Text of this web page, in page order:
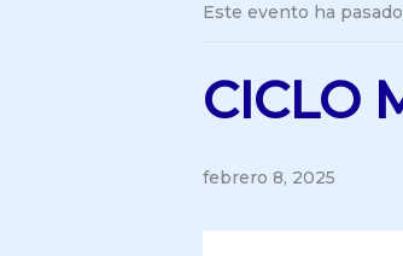
Este evento ha
CICLO
febrero 8, 2025